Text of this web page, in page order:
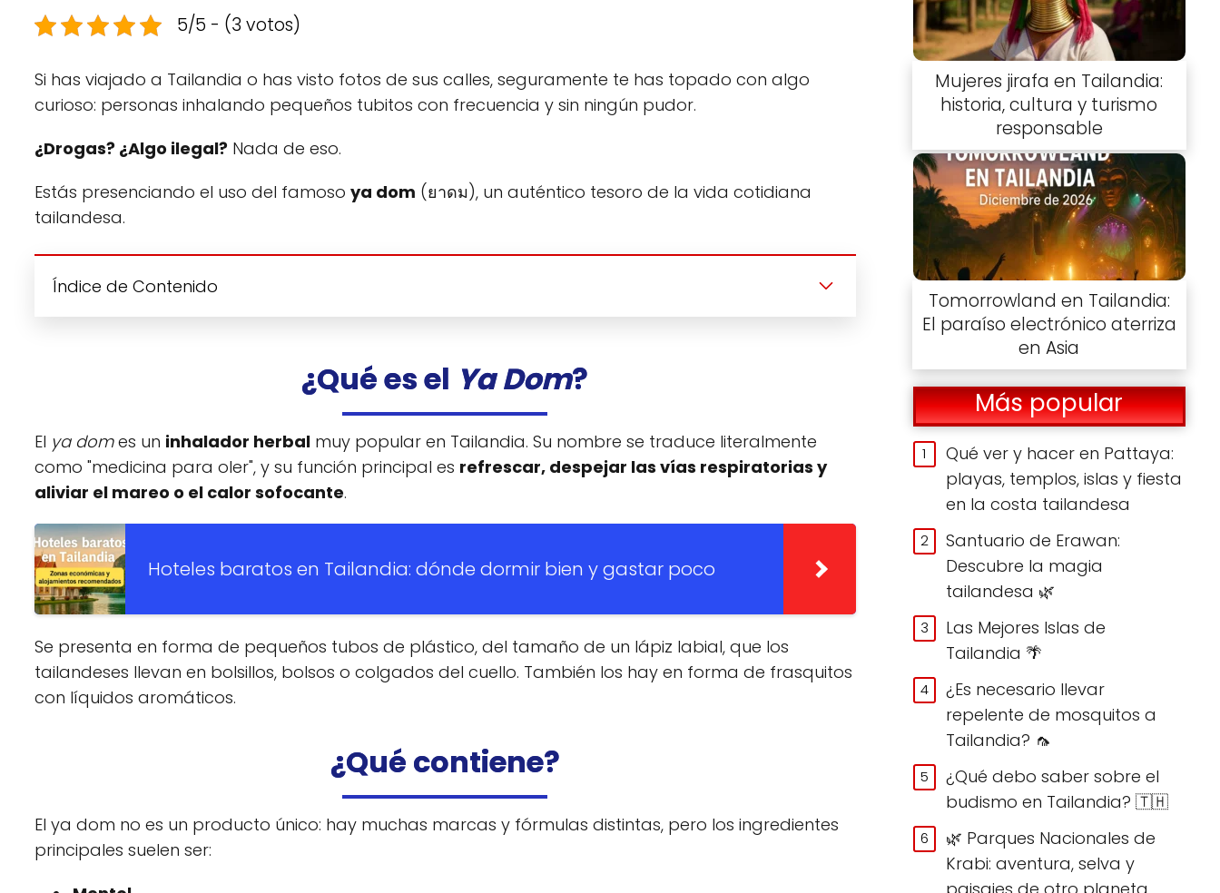
5/5 - (3 votos)
Si has viajado a Tailandia o has visto fotos de sus calles, seguramente te has topado con algo
curioso: personas inhalando pequeños tubitos con frecuencia y sin ningún pudor.
¿Drogas? ¿Algo ilegal? Nada de eso.
Estás presenciando el uso del famoso ya dom (ยาดม), un auténtico tesoro de la vida cotidiana
tailandesa.
Índice de Contenido
¿Qué es el Ya Dom?
El ya domes un inhalador herbal muy popular en Tailandia. Su nombre se traduce literalmente
como "medicina para oler", y su función principal es refrescar, despejar las vías respiratorias y
aliviar el mareo o el calor sofocante.
Hoteles baratos en Tailandia: dónde dormir bien y gastar poco
Se presenta en forma de pequeños tubos de plástico, del tamaño de un lápiz labial, que los
tailandeses llevan en bolsillos, bolsos o colgados del cuello. También los hay en forma de frasquitos
con líquidos aromáticos.
¿Qué contiene?
El ya dom no es un producto único: hay muchas marcas y fórmulas distintas, pero los ingredientes
principales suelen ser:
Mujeres jirafa en Tailandia:
historia, cultura y turismo
responsable
Tomorrowland en Tailandia:
El paraíso electrónico aterriza
en Asia
Más popular
Qué ver y hacer en Pattaya:
playas, templos, islas y fiesta
en la costa tailandesa
Santuario de Erawan:
Descubre la magia
tailandesa 🌿
Las Mejores Islas de
Tailandia 🌴
¿Es necesario llevar
repelente de mosquitos a
Tailandia? 🦟
¿Qué debo saber sobre el
budismo en Tailandia? 🇹🇭
🌿 Parques Nacionales de
Krabi: aventura, selva y